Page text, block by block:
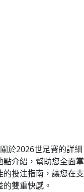
於2026世足賽的詳細
介紹，幫助您全面掌
投注指南，讓您在支
雙重快感。